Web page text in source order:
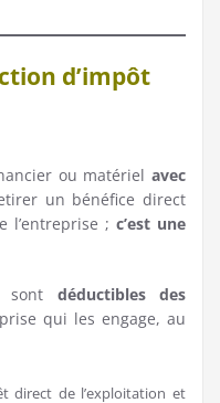
d’impôt
ou matériel avec
un bénéfice direct
l’entreprise ; c’est une
sont déductibles des
qui les engage, au
direct de l’exploitation et